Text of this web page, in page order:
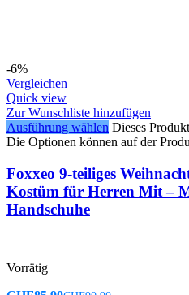
-6%
Vergleichen
Quick view
Zur Wunschliste hinzufügen
Ausführung wählen Dieses
Die Optionen können auf der
Foxxeo 9-teiliges
Kostüm für Herren Mit –
Handschuhe
Vorrätig